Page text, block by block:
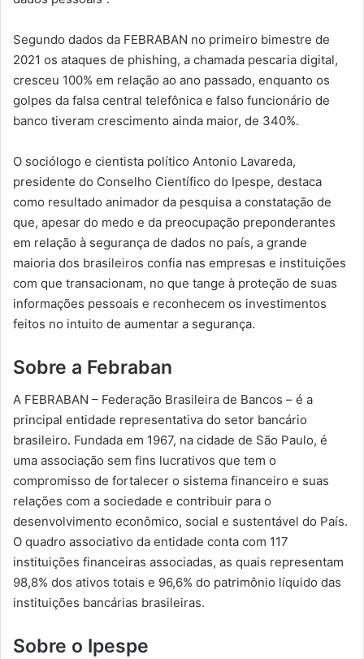
Segundo dados da FEBRABAN no primeiro bimestre de
2021 os ataques de phishing, a chamada pescaria digital,
cresceu 100% em relação ao ano passado, enquanto os
golpes da falsa central telefônica e falso funcionário de
banco tiveram crescimento ainda maior, de 340%.
O sociólogo e cientista político Antonio Lavareda,
presidente do Conselho Científico do Ipespe, destaca
como resultado animador da pesquisa a constatação de
que, apesar do medo e da preocupação preponderantes
em relação à segurança de dados no país, a grande
maioria dos brasileiros confia nas empresas e instituições
com que transacionam, no que tange à proteção de suas
informações pessoais e reconhecem os investimentos
feitos no intuito de aumentar a segurança.
Sobre a Febraban
A FEBRABAN – Federação Brasileira de Bancos – é a
principal entidade representativa do setor bancário
brasileiro. Fundada em 1967, na cidade de São Paulo, é
uma associação sem fins lucrativos que tem o
compromisso de fortalecer o sistema financeiro e suas
relações com a sociedade e contribuir para o
desenvolvimento econômico, social e sustentável do País.
O quadro associativo da entidade conta com 117
instituições financeiras associadas, as quais representam
98,8% dos ativos totais e 96,6% do patrimônio líquido das
instituições bancárias brasileiras.
Sobre o Ipespe